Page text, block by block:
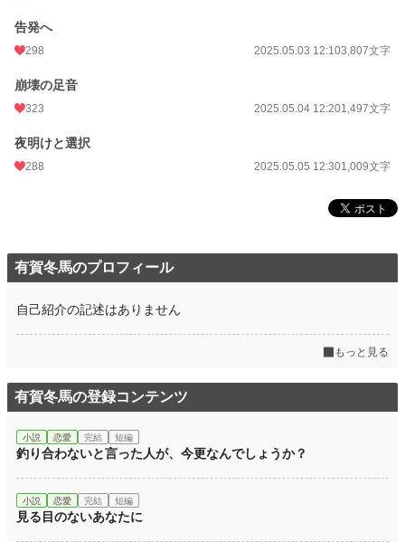
週間ポイント
月間ポイント 1,748 pt (17,322 位)
年間ポイント
告発へ
298 2025.05.03 12:103,807文字
崩壊の足音
323 2025.05.04 12:201,497文字
夜明けと選択
288 2025.05.05 12:301,009文字
有賀冬馬のプロフィール
自己紹介の記述はありません
もっと見る
有賀冬馬の登録コンテンツ
小説 恋愛 完結 短編
釣り合わないと言った人が、今更なんでしょうか？
小説 恋愛 完結 短編
見る目のないあなたに